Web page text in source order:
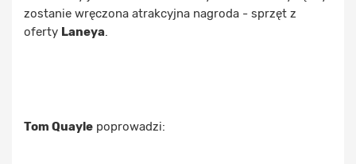
zostanie wręczona atrakcyjna nagroda - sprzęt z
oferty Laneya.
Tom Quayle poprowadzi: